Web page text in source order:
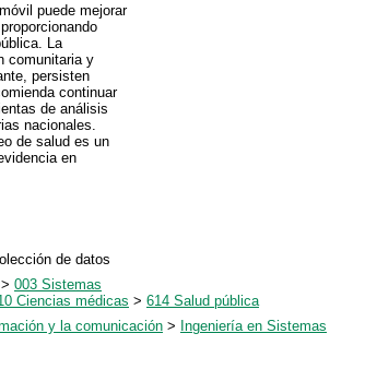
puede mejorar
La
comunitaria y
persisten
continuar
de análisis
nacionales.
de salud es un
en
de datos
> 003 Sistemas
Ciencias médicas > 614 Salud pública
y la comunicación > Ingeniería en Sistemas